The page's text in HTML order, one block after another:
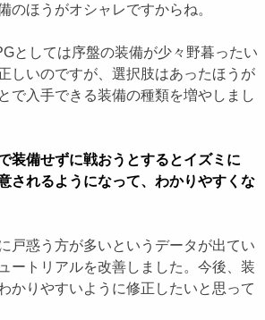
のほうがオシャレですからね。
としては序盤の装備が少々野暮ったい
しいのですが、選択肢はあったほうが
で入手できる装備の種類を増やしまし
備せずに戦おうとするとイズミに
されるようになって、わかりやすくな
戸惑う方が多いというデータが出てい
ートリアルを改善しました。今後、装
かりやすいように修正したいと思って